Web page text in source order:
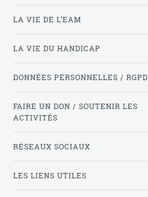
LA VIE DE L’EAM
LA VIE DU HANDICAP
DONNÉES PERSONNELLES / RGPD
FAIRE UN DON / SOUTENIR LES
ACTIVITÉS
RÉSEAUX SOCIAUX
LES LIENS UTILES